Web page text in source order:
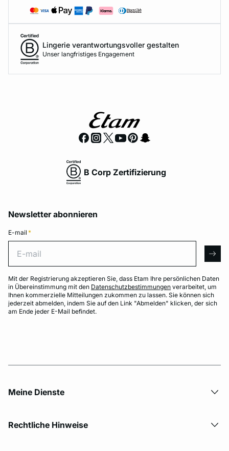
Lingerie verantwortungsvoller gestalten
Unser langfristiges Engagement
B Corp Zertifizierung
Newsletter abonnieren
E-mail *
Mit der Registrierung akzeptieren Sie, dass Etam Ihre persönlichen Daten
in Übereinstimmung mit den Datenschutzbestimmungen verarbeitet, um
Ihnen kommerzielle Mitteilungen zukommen zu lassen. Sie können sich
jederzeit abmelden, indem Sie auf den Link "Abmelden" klicken, der sich
am Ende jeder E-Mail befindet.
Meine Dienste
Rechtliche Hinweise